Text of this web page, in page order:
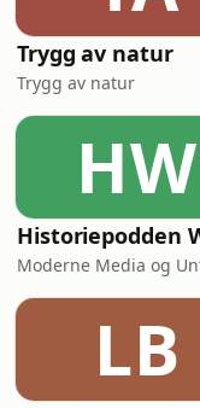
Trygg av natur
Trygg av natur
HW
Historiepodden
Moderne Media og
LB